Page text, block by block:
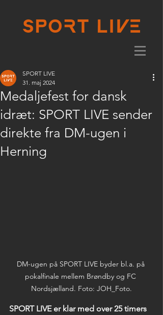
Medaljefest for dansk
idræt: SPORT LIVE sender
direkte fra DM-ugen i
Herning
SPORT LIVE
31. maj 2024
DM-ugen på SPORT LIVE byder bl.a. på
pokalfinale mellem Brøndby og FC
Nordsjælland. Foto: JOH_Foto.
SPORT LIVE er klar med over 25 timers